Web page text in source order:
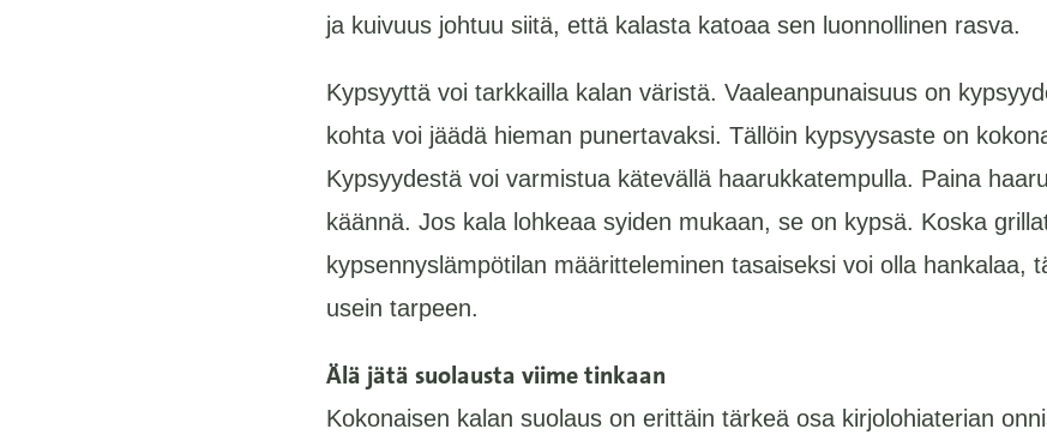
ja kuivuus johtuu siitä, että kalasta katoaa sen luonnollinen rasva.
Kypsyyttä voi tarkkailla kalan väristä. Vaaleanpunaisuus on
kohta voi jäädä hieman punertavaksi. Tällöin kypsyysaste on
Kypsyydestä voi varmistua kätevällä haarukkatempulla. Paina
käännä. Jos kala lohkeaa syiden mukaan, se on kypsä. Koska
kypsennyslämpötilan määritteleminen tasaiseksi voi olla hankalaa,
usein tarpeen.
Älä jätä suolausta viime tinkaan
Kokonaisen kalan suolaus on erittäin tärkeä osa kirjolohiaterian